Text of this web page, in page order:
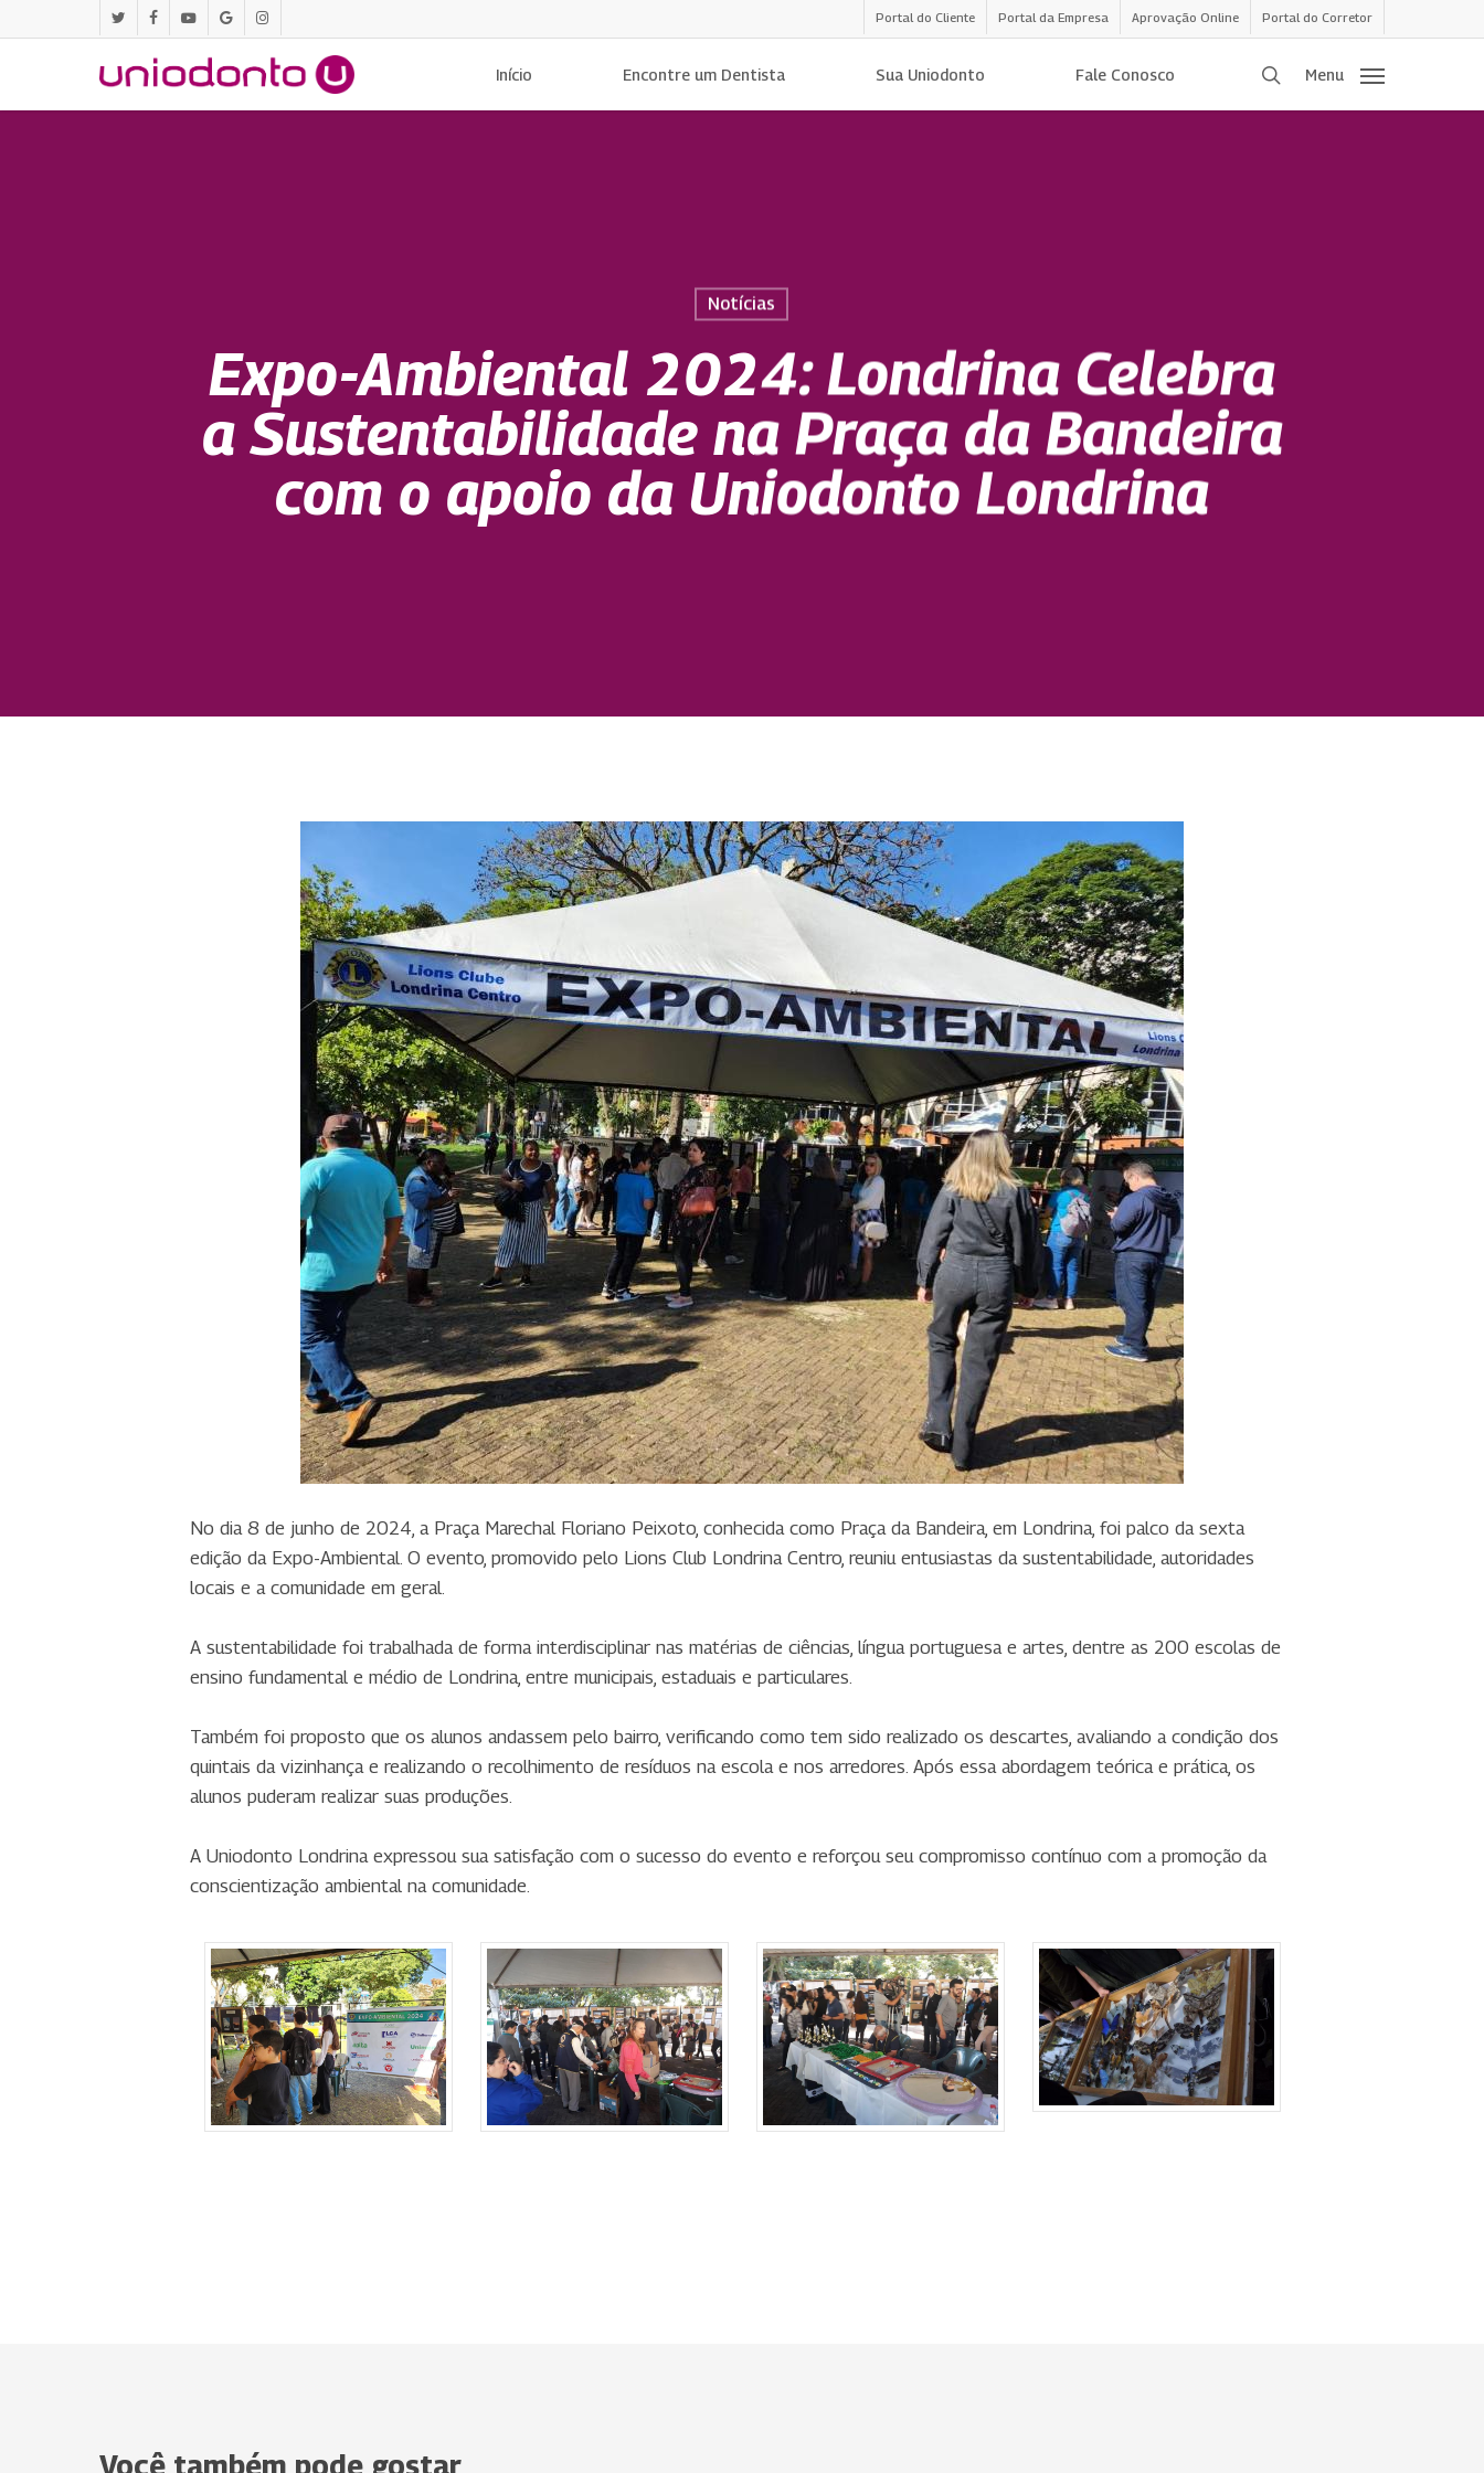
para
twitterfacebookyoutubegoogle-instagram
Portal do Cliente Portal da Empresa Aprovação Online Portal do Corretor
Início Encontre um Dentista Sua Uniodonto Fale Conosco procurar
Menu
Notícias
Expo-Ambiental 2024: Londrina Celebra
a Sustentabilidade na Praça da Bandeira
com o apoio da Uniodonto Londrina
No dia 8 de junho de 2024, a Praça Marechal Floriano Peixoto, conhecida como Praça da Bandeira, em Londrina, foi palco da sexta
edição da Expo-Ambiental. O evento, promovido pelo Lions Club Londrina Centro, reuniu entusiastas da sustentabilidade, autoridades
locais e a comunidade em geral.
A sustentabilidade foi trabalhada de forma interdisciplinar nas matérias de ciências, língua portuguesa e artes, dentre as 200 escolas de
ensino fundamental e médio de Londrina, entre municipais, estaduais e particulares.
Também foi proposto que os alunos andassem pelo bairro, verificando como tem sido realizado os descartes, avaliando a condição dos
quintais da vizinhança e realizando o recolhimento de resíduos na escola e nos arredores. Após essa abordagem teórica e prática, os
alunos puderam realizar suas produções.
A Uniodonto Londrina expressou sua satisfação com o sucesso do evento e reforçou seu compromisso contínuo com a promoção da
conscientização ambiental na comunidade.
Você também pode gostar